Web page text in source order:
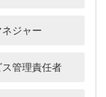
ジャー
管理責任者